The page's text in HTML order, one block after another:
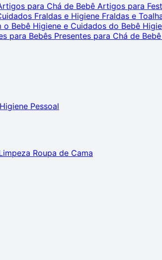
para Chá de Bebê Artigos para
Fraldas e Higiene Fraldas e
o Bebê Higiene e Cuidados do Bebê
para Bebês Presentes para Chá de Bebê
Higiene Pessoal
Roupa de Cama